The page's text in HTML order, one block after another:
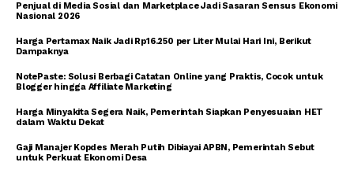
Penjual di Media Sosial dan Marketplace Jadi Sasaran Sensus Ekonomi
Nasional 2026
Harga Pertamax Naik Jadi Rp16.250 per Liter Mulai Hari Ini, Berikut
Dampaknya
NotePaste: Solusi Berbagi Catatan Online yang Praktis, Cocok untuk
Blogger hingga Affiliate Marketing
Harga Minyakita Segera Naik, Pemerintah Siapkan Penyesuaian HET
dalam Waktu Dekat
Gaji Manajer Kopdes Merah Putih Dibiayai APBN, Pemerintah Sebut
untuk Perkuat Ekonomi Desa